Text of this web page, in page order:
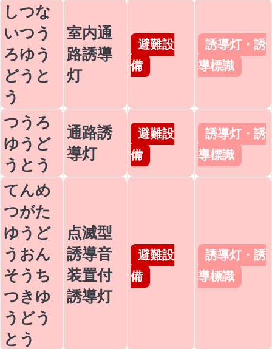
しつな
いつう
ろゆう
どうと
う
室内通
路誘導
灯
避難設
備
誘導灯・誘
導標識
つうろ
ゆうど
うとう
通路誘
導灯
避難設
備
誘導灯・誘
導標識
てんめ
つがた
ゆうど
うおん
そうち
つきゆ
うどう
とう
点滅型
誘導音
装置付
誘導灯
避難設
備
誘導灯・誘
導標識